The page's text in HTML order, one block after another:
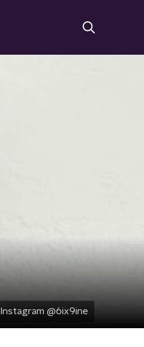
Instagram @6ix9ine